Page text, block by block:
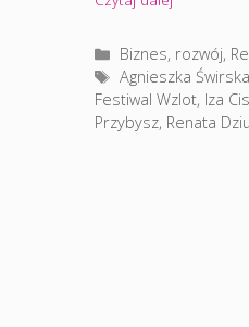
Kategorie
Biznes, rozwój,
Tagi
Agnieszka Świrska
Festiwal Wzlot, Iza
Przybysz, Renata